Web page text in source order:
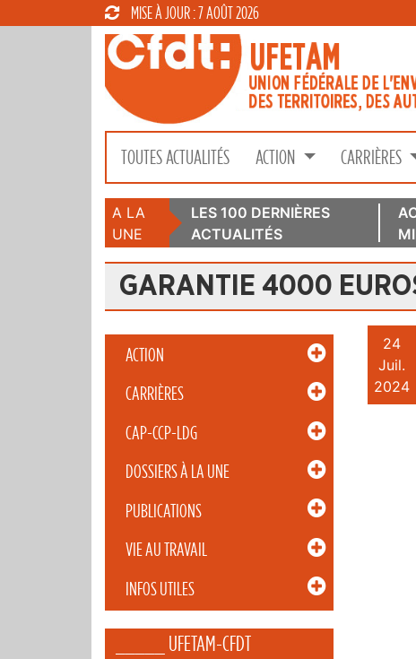
MISE À JOUR : 7 AOÛT 2026
TOUTES ACTUALITÉS ACTION CARRIÈRES
A LA
UNE
LES 100 DERNIÈRES
ACTUALITÉS
GARANTIE 4000
ACTION
CARRIÈRES
CAP-CCP-LDG
DOSSIERS À LA UNE
PUBLICATIONS
VIE AU TRAVAIL
INFOS UTILES
_____ UFETAM-CFDT
24
Juil.
2024